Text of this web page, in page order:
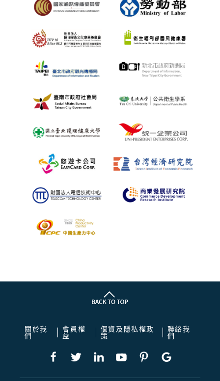
關於我
們
會員權
益
個資及隱私權政
策
聯絡我
們